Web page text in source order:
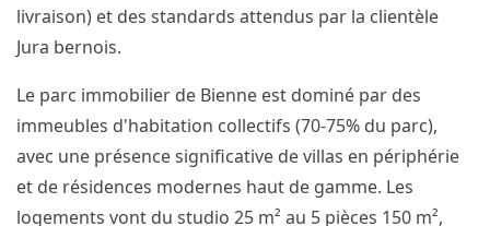
livraison) et des standards attendus par la clientèle
Jura bernois.
Le parc immobilier de Bienne est dominé par des
immeubles d'habitation collectifs (70-75% du parc),
avec une présence significative de villas en périphérie
et de résidences modernes haut de gamme. Les
logements vont du studio 25 m² au 5 pièces 150 m²,